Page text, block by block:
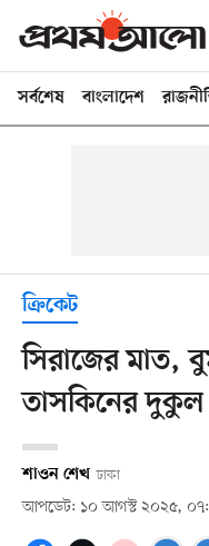
সর্বশেষ বাংলাদেশ
ক্রিকেট
সিরাজের মাত,
তাসকিনের দুকুল
শাওন শেখ ঢাকা
আপডেট: ১০ আগস্ট ২০২৫,